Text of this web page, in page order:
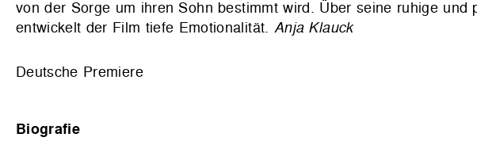
von der Sorge um ihren Sohn bestimmt wird. Über seine ruhige
entwickelt der Film tiefe Emotionalität. Anja Klauck
Deutsche Premiere
Biografie